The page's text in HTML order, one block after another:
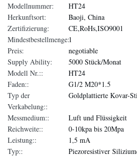
Modellnummer:
HT24
Herkunftsort:
Baoji, China
Zertifizierung:
CE,RoHs,ISO9001
Mindestbestellmenge:1
Preis:
negotiable
Supply Ability:
5000 Stück/Monat
Modell Nr.::
HT24
Faden::
G1/2 M20*1.5
Typ der
Verkabelung::
Goldplattierte Kovar-
Messmedium::
Luft und Flüssigkeit
Reichweite::
0-10kpa bis 20Mpa
Leistung::
1,5 mA
Typ::
Piezoresistiver